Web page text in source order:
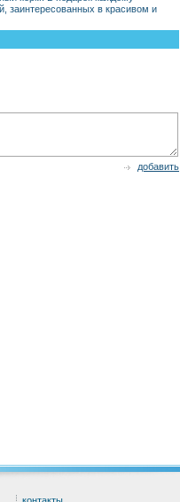
заинтересованных в красивом и
добавить